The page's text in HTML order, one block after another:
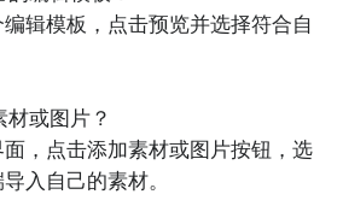
一些独特的编辑工具和贴纸，让
。
这款APP提供了丰富的图像美化
让您的照片变得更加出色和有吸
彩和曝光度，还可以添加各种艺
辑模板，点击预览并选择符合自
或图片？
，点击添加素材或图片按钮，选
入自己的素材。